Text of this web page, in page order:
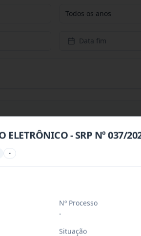
Todos os anos
Data fim
DE PRODUTOS VETERINÁRIOS P
- SRP Nº 037/
-
Nº Processo
-
Situação